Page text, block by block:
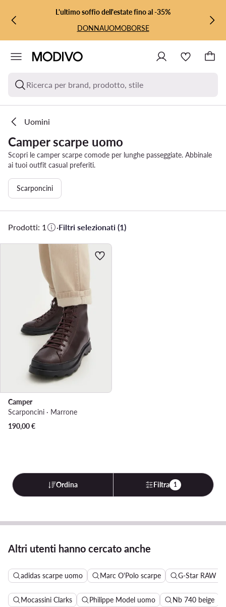
VAI AL CONTENUTO PRINCIPALE
VAI ALLA RICERCAL'ultimo soffio dell'estate fino al -35%
DONNAUOMOBORSE
Ricerca per brand, prodotto, stile
Uomini
Camper scarpe uomo
Scopri le camper scarpe comode per lunghe passeggiate. Abbinale
ai tuoi outfit casual preferiti.
Scarponcini
Prodotti: 1 ·Filtri selezionati (1)
Camper
Scarponcini · Marrone
190,00€
Ordina Filtra 1
Altri utenti hanno cercato anche
adidas scarpe uomo Marc O'Polo scarpe G-Star RAW
Mocassini Clarks Philippe Model uomo Nb 740 beige